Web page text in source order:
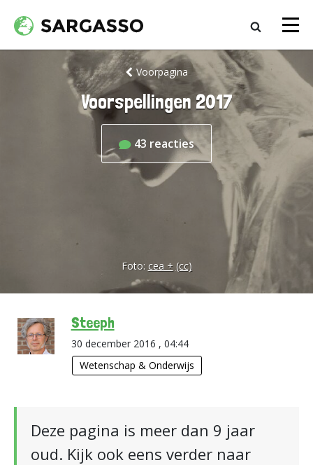
Voorpagina
Voorspellingen 2017
43 reacties
Foto: cea + (cc)
Steeph
30 december 2016 , 04:44
Wetenschap & Onderwijs
Deze pagina is meer dan 9 jaar
oud. Kijk ook eens verder naar